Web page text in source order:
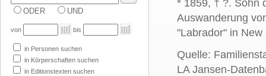
ODER UND
von bis
in Personen suchen
in Körperschaften suchen
in Editionstexten suchen
* 1859, † ?. Sohn
Auswanderung
"Labrador" in
Quelle:
LA Jansen-